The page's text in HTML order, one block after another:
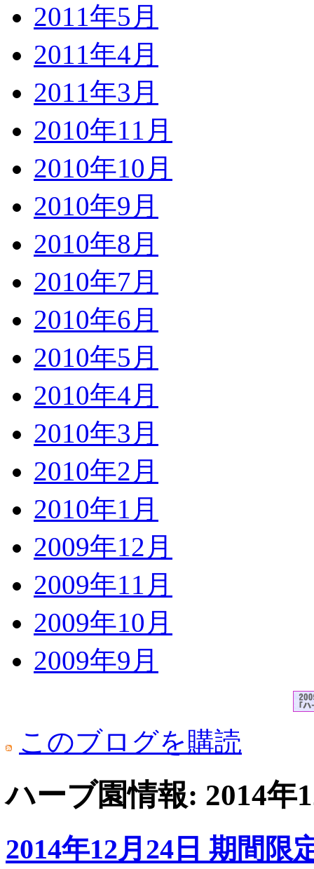
2011年5月
2011年4月
2011年3月
2010年11月
2010年10月
2010年9月
2010年8月
2010年7月
2010年6月
2010年5月
2010年4月
2010年3月
2010年2月
2010年1月
2009年12月
2009年11月
2009年10月
2009年9月
このブログを購読
ハーブ園情報: 2014年
2014年12月24日 期間